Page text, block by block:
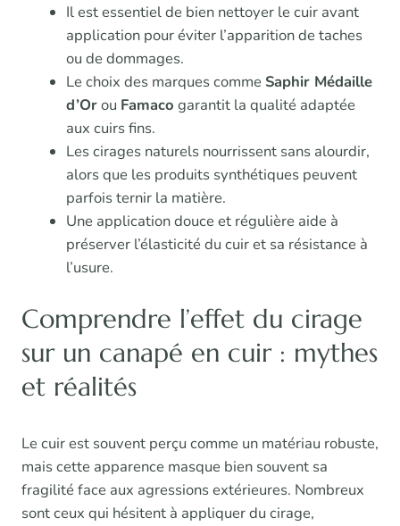
Il est essentiel de bien nettoyer le cuir avant
application pour éviter l’apparition de taches
ou de dommages.
Le choix des marques comme Saphir Médaille
d’Orou Famaco garantit la qualité adaptée
aux cuirs fins.
Les cirages naturels nourrissent sans alourdir,
alors que les produits synthétiques peuvent
parfois ternir la matière.
Une application douce et régulière aide à
préserver l’élasticité du cuir et sa résistance à
l’usure.
Comprendre l’effet du cirage
sur un canapé en cuir : mythes
et réalités
Le cuir est souvent perçu comme un matériau robuste,
mais cette apparence masque bien souvent sa
fragilité face aux agressions extérieures. Nombreux
sont ceux qui hésitent à appliquer du cirage,